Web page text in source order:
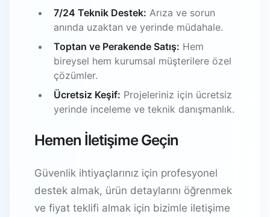
7/24 Teknik Destek: Arıza ve sorun
anında uzaktan ve yerinde müdahale.
Toptan ve Perakende Satış: Hem
bireysel hem kurumsal müşterilere özel
çözümler.
Ücretsiz Keşif: Projeleriniz için ücretsiz
yerinde inceleme ve teknik danışmanlık.
Hemen İletişime Geçin
Güvenlik ihtiyaçlarınız için profesyonel
destek almak, ürün detaylarını öğrenmek
ve fiyat teklifi almak için bizimle iletişime